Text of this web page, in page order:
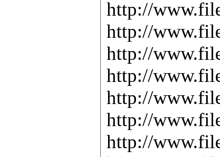
http://
http://
http://
http://
http://
http://
http://